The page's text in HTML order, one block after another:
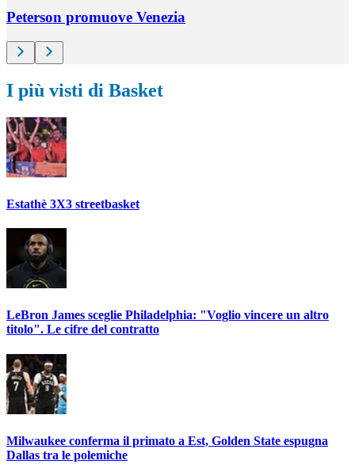
Peterson promuove Venezia
I più visti di Basket
Estathè 3X3 streetbasket
LeBron James sceglie Philadelphia: "Voglio vincere un altro
titolo". Le cifre del contratto
Milwaukee conferma il primato a Est, Golden State espugna
Dallas tra le polemiche